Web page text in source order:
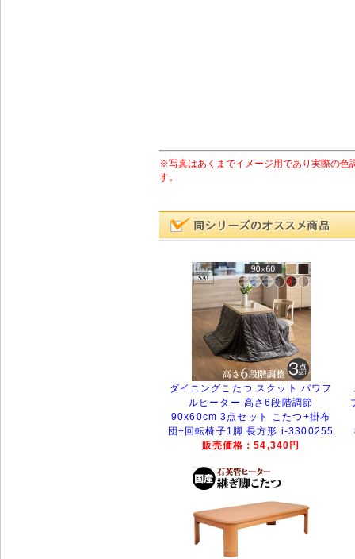
※写真はあくまでイメージ用であり実際の色
す。
ダイニングこたつ スクット パワフ
ルヒーター 高さ6段階調節
90x60cm 3点セット こたつ+掛布
団+回転椅子1脚 長方形 i-3300255
販売価格：54,340円